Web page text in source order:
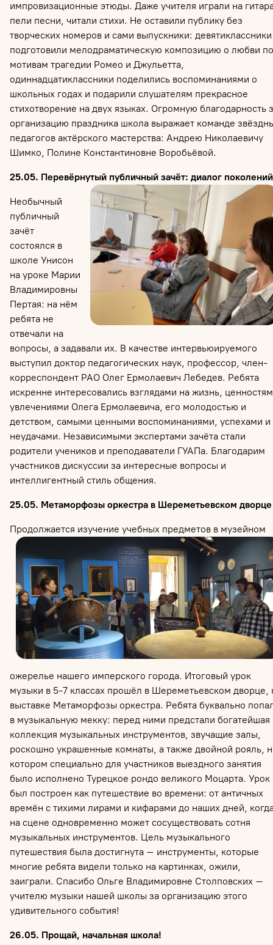
импровизационные этюды. Даже учителя играли на
пели песни, читали стихи. Не оставили публику без
творческих номеров и сами выпускники: девятиклассники
подготовили мелодраматическую композицию о любви по
мотивам трагедии Ромео и Джульетта,
одиннадцатиклассники поделились воспоминаниями о
школьных годах и подарили слушателям прекрасное
стихотворение на двух языках. Огромную благодарность
организацию праздника школа выражает команде
педагогов актёрского мастерства: Андрею Николаевичу
Шимко, Полине Константиновне Воробьёвой.
25.05. Перевёрнутый публичный зачёт: диалог поколений
Необычный
публичный
зачёт
состоялся в
школе Унисон
на уроке Марии
Владимировны
Пертая: на нём
ребята не
отвечали на
вопросы, а задавали их. В качестве интервьюируемого
выступил доктор педагогических наук, профессор, член-
корреспондент РАО Олег Ермолаевич Лебедев. Ребята
искренне интересовались взглядами на жизнь,
увлечениями Олега Ермолаевича, его молодостью и
детством, самыми ценными воспоминаниями, успехами и
неудачами. Независимыми экспертами зачёта стали
родители учеников и преподаватели ГУАПа. Благодарим
участников дискуссии за интересные вопросы и
интеллигентный стиль общения.
25.05. Метаморфозы оркестра в Шереметьевском дворце
Продолжается изучение учебных предметов в музейном
ожерелье нашего имперского города. Итоговый урок
музыки в 5-7 классах прошёл в Шереметьевском дворце,
выставке Метаморфозы оркестра. Ребята буквально
в музыкальную мекку: перед ними предстали богатейшая
коллекция музыкальных инструментов, звучащие залы,
роскошно украшенные комнаты, а также двойной рояль,
котором специально для участников выездного занятия
было исполнено Турецкое рондо великого Моцарта. Урок
был построен как путешествие во времени: от античных
времён с тихими лирами и кифарами до наших дней,
на сцене одновременно может сосуществовать сотня
музыкальных инструментов. Цель музыкального
путешествия была достигнута – инструменты, которые
многие ребята видели только на картинках, ожили,
заиграли. Спасибо Ольге Владимировне Столповских –
учителю музыки нашей школы за организацию этого
удивительного события!
26.05. Прощай, начальная школа!